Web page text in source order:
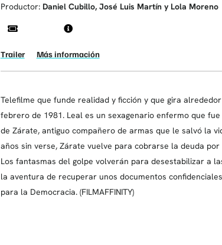
Productor: Daniel Cubillo, José Luis Martín y Lola Moreno
Trailer Más información
Telefilme que funde realidad y ficción y que gira
febrero de 1981. Leal es un sexagenario enfermo que
de Zárate, antiguo compañero de armas que le salvó la
años sin verse, Zárate vuelve para cobrarse la deuda
Los fantasmas del golpe volverán para desestabilizar a
la aventura de recuperar unos documentos
para la Democracia. (FILMAFFINITY)